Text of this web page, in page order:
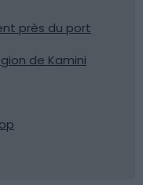
près du port
de Kamini